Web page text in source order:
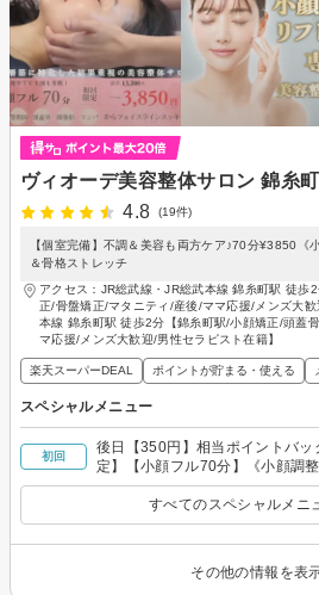
ヴィオーデ美容整体サロン 錦糸
4.8
(19件)
【個室完備】不調＆美容も両方ケア♪70分¥3850《
＆骨格ストレッチ
アクセス：JR総武線・JR総武本線 錦糸町駅 徒歩
正/骨盤矯正/マタニティ/産後/ママ応援/メンズ大
本線 錦糸町駅 徒歩2分【錦糸町駅/小顔矯正/頭蓋
マ応援/メンズ大歓迎/男性セラピスト在籍】
楽天スーパーDEAL ポイントが貯まる・使える
スペシャルメニュー
初回
後日【350円】相当ポイントバッ
定】【小顔フル70分】《小顔調
骨＋顔脂肪分解＋リンパ》
すべてのスペシャルメニ
その他の情報を表